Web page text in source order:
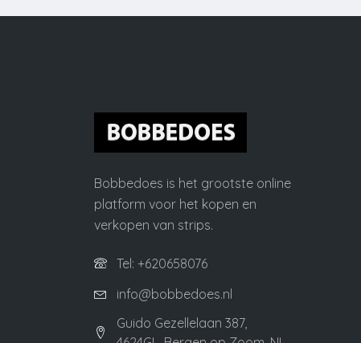
Bobbedoes is het grootste online
platform voor het kopen en
verkopen van strips.
Tel: +620658076
info@bobbedoes.nl
Guido Gezellelaan 387,